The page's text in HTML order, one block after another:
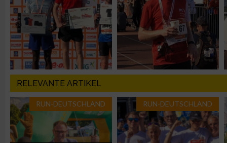
RELEVANTE ARTIKEL
RUN-DEUTSCHLAND RUN-DEUTSCHLAND
Messung der Performance von Inhalten
Analyse von Zielgruppen durch Statistiken oder
verschiedenen Quellen
Entwicklung und Verbesserung der Angebote
Verwendung reduzierter Daten zur Auswahl von Inhalten
IAB-Besonderheiten: